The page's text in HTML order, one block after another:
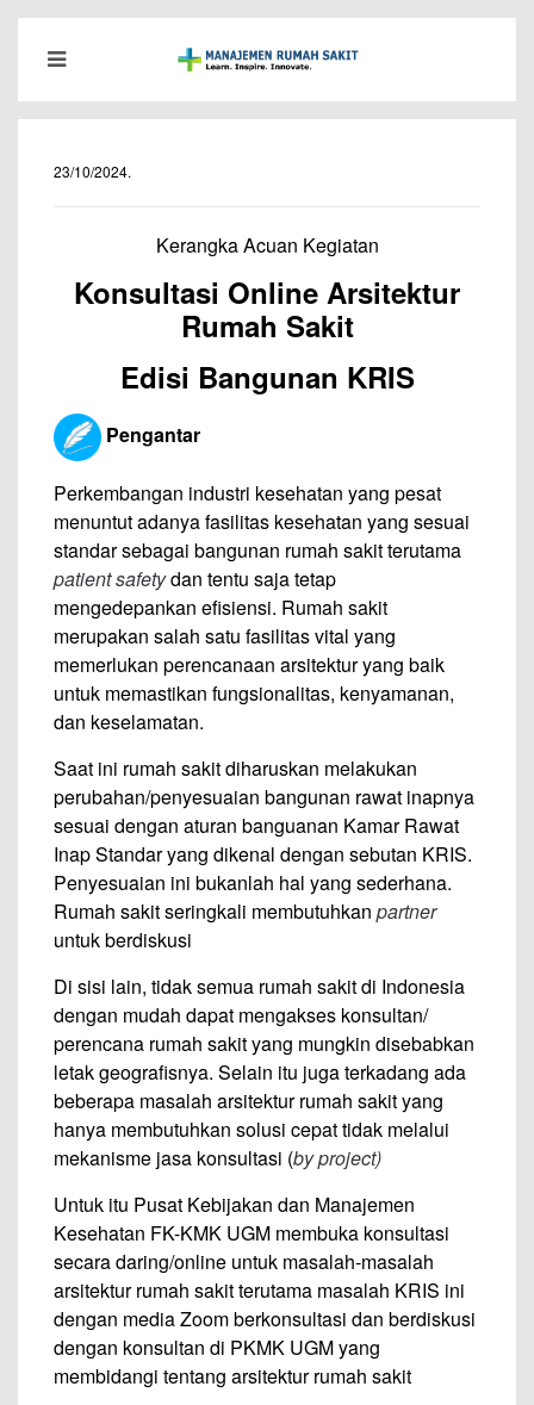
23/10/2024.
Kerangka Acuan Kegiatan
Konsultasi Online Arsitektur
Rumah Sakit
Edisi Bangunan KRIS
Pengantar
Perkembangan industri kesehatan yang pesat
menuntut adanya fasilitas kesehatan yang sesuai
standar sebagai bangunan rumah sakit terutama
patient safetydan tentu saja tetap
mengedepankan efisiensi. Rumah sakit
merupakan salah satu fasilitas vital yang
memerlukan perencanaan arsitektur yang baik
untuk memastikan fungsionalitas, kenyamanan,
dan keselamatan.
Saat ini rumah sakit diharuskan melakukan
perubahan/penyesuaian bangunan rawat inapnya
sesuai dengan aturan banguanan Kamar Rawat
Inap Standar yang dikenal dengan sebutan KRIS.
Penyesuaian ini bukanlah hal yang sederhana.
Rumah sakit seringkali membutuhkan partner
untuk berdiskusi
Di sisi lain, tidak semua rumah sakit di Indonesia
dengan mudah dapat mengakses konsultan/
perencana rumah sakit yang mungkin disebabkan
letak geografisnya. Selain itu juga terkadang ada
beberapa masalah arsitektur rumah sakit yang
hanya membutuhkan solusi cepat tidak melalui
mekanisme jasa konsultasi (by project)
Untuk itu Pusat Kebijakan dan Manajemen
Kesehatan FK-KMK UGM membuka konsultasi
secara daring/online untuk masalah-masalah
arsitektur rumah sakit terutama masalah KRIS ini
dengan media Zoom berkonsultasi dan berdiskusi
dengan konsultan di PKMK UGM yang
membidangi tentang arsitektur rumah sakit